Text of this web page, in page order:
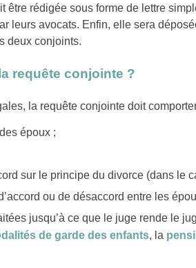
être rédigée sous forme de lettre
leurs avocats. Enfin, elle sera
deux conjoints.
requête conjointe ?
la requête conjointe doit
époux ;
sur le principe du divorce (dans le
ou de désaccord entre les
jusqu’à ce que le juge rende le
de garde des enfants, la